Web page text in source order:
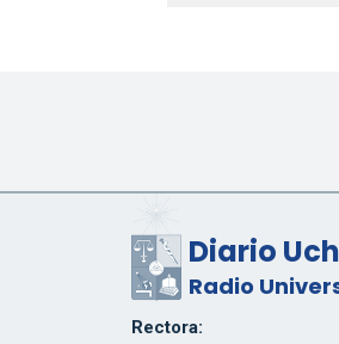
Diario
Radio
Rectora: